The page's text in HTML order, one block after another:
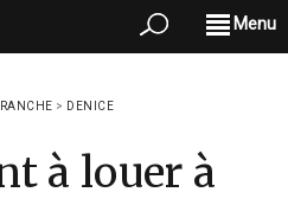
Menu
> DENICE
à louer à